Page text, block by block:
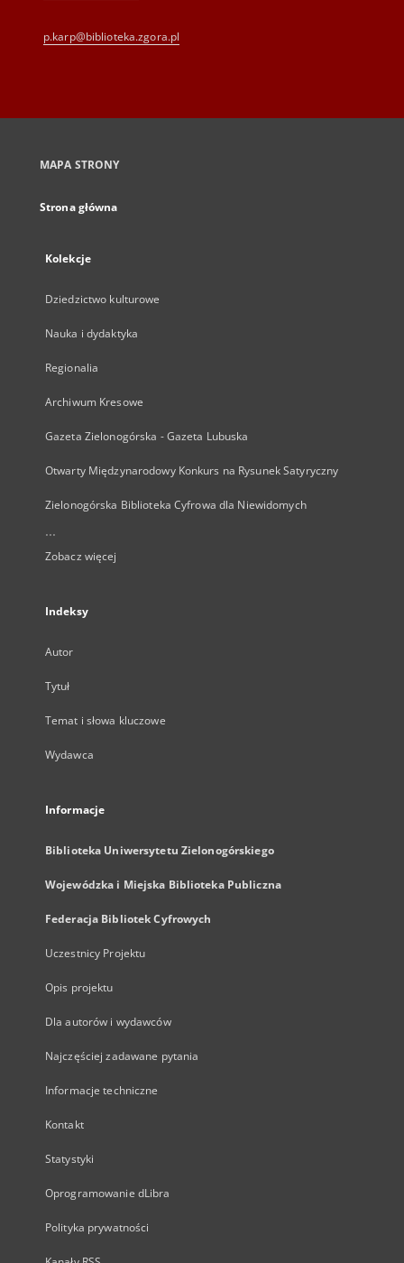
p.karp@biblioteka.zgora.pl
MAPA STRONY
Strona główna
Kolekcje
Dziedzictwo kulturowe
Nauka i dydaktyka
Regionalia
Archiwum Kresowe
Gazeta Zielonogórska - Gazeta Lubuska
Otwarty Międzynarodowy Konkurs na Rysunek Satyryczny
Zielonogórska Biblioteka Cyfrowa dla Niewidomych
...
Zobacz więcej
Indeksy
Autor
Tytuł
Temat i słowa kluczowe
Wydawca
Informacje
Biblioteka Uniwersytetu Zielonogórskiego
Wojewódzka i Miejska Biblioteka Publiczna
Federacja Bibliotek Cyfrowych
Uczestnicy Projektu
Opis projektu
Dla autorów i wydawców
Najczęściej zadawane pytania
Informacje techniczne
Kontakt
Statystyki
Oprogramowanie dLibra
Polityka prywatności